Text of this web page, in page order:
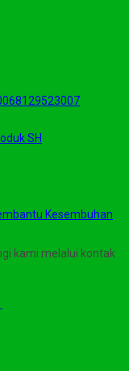
Kesembuhan
kami melalui kontak